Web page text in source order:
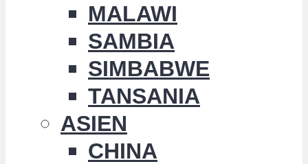
MALAWI
SAMBIA
SIMBABWE
TANSANIA
ASIEN
CHINA